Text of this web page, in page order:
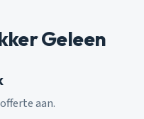
Geleen
aan.